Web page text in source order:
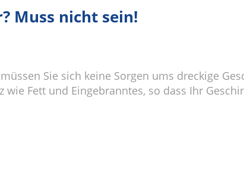
Muss nicht sein!
Sie sich keine Sorgen ums dreckige
Fett und Eingebranntes, so dass Ihr